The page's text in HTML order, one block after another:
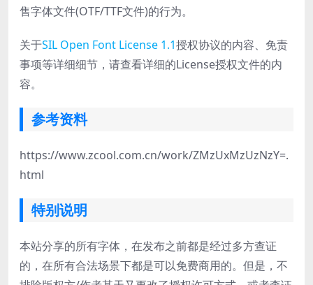
售字体文件(OTF/TTF文件)的行为。
关于SIL Open Font License 1.1授权协议的内容、免责
事项等详细细节，请查看详细的License授权文件的内
容。
参考资料
https://www.zcool.com.cn/work/ZMzUxMzUzNzY=.
html
特别说明
本站分享的所有字体，在发布之前都是经过多方查证
的，在所有合法场景下都是可以免费商用的。但是，不